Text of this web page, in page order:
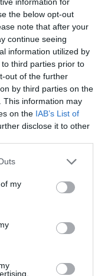
the below opt-out
note that after your
continue seeing
information utilized by
third parties prior to
out of the further
by third parties on the
This information may
on the IAB’s List of
disclose it to other
my
νέα για